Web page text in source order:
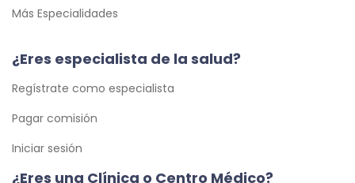
Más Especialidades
¿Eres especialista de la salud?
Regístrate como especialista
Pagar comisión
Iniciar sesión
¿Eres una Clínica o Centro Médico?